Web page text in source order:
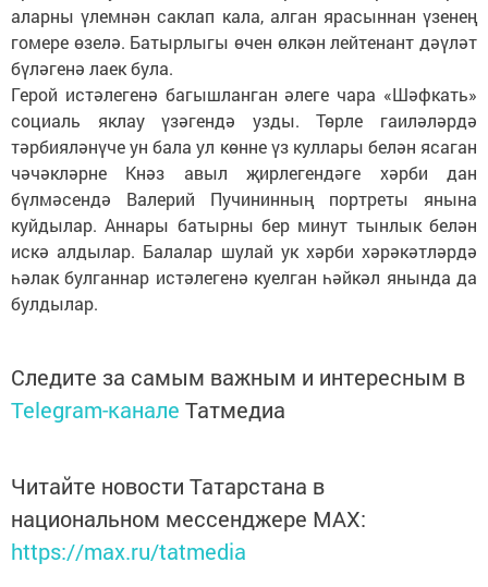
аларны үлемнән саклап кала, алган ярасыннан үзенең
гомере өзелә. Батырлыгы өчен өлкән лейтенант дәүләт
бүләгенә лаек була.
Герой истәлегенә багышланган әлеге чара «Шәфкать»
социаль яклау үзәгендә узды. Төрле гаиләләрдә
тәрбияләнүче ун бала ул көнне үз куллары белән ясаган
чәчәкләрне Кнәз авыл җирлегендәге хәрби дан
бүлмәсендә Валерий Пучининның портреты янына
куйдылар. Аннары батырны бер минут тынлык белән
искә алдылар. Балалар шулай ук хәрби хәрәкәтләрдә
һәлак булганнар истәлегенә куелган һәйкәл янында да
булдылар.
Следите за самым важным и интересным в
Telegram-канале Татмедиа
Читайте новости Татарстана в
национальном мессенджере MАХ:
https://max.ru/tatmedia